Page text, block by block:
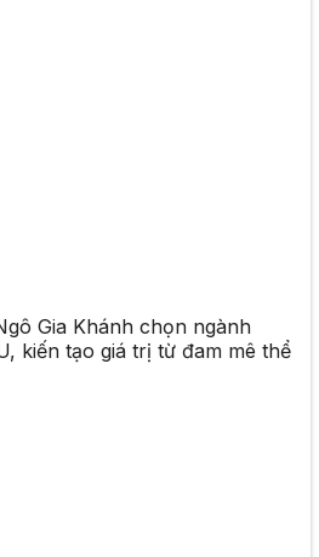
Gia Khánh chọn ngành
kiến tạo giá trị từ đam mê thể